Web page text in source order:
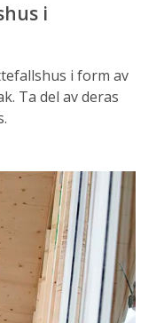
i
i form av
Ta del av deras